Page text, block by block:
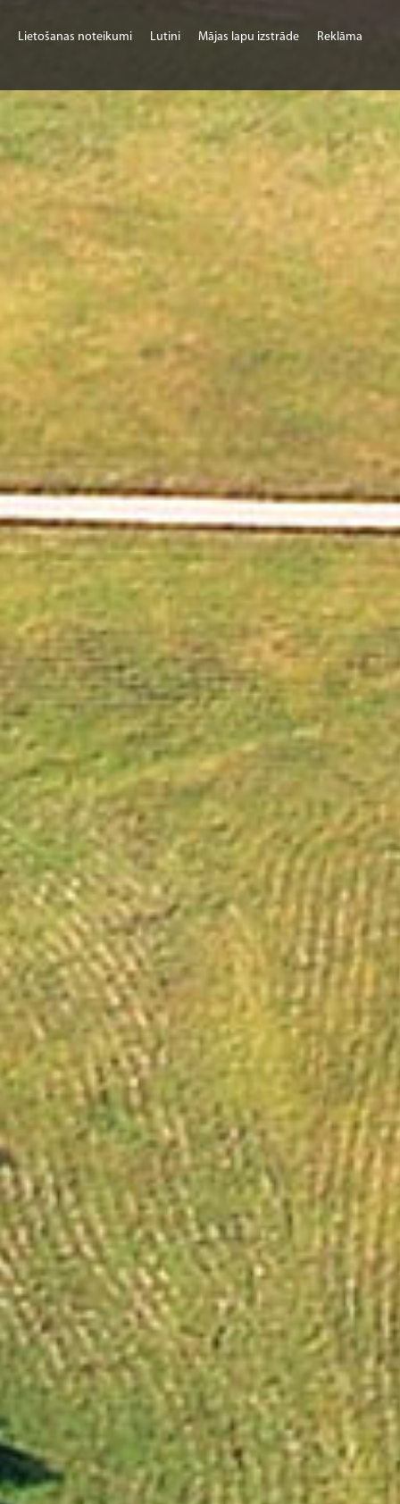
Lietošanas noteikumi Lutini Mājas lapu izstrāde Reklāma